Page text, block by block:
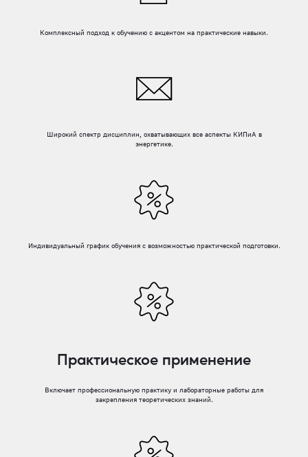
Комплексный подход к обучению с акцентом на практические навыки.
Широкий спектр дисциплин, охватывающих все аспекты КИПиА в
энергетике.
Индивидуальный график обучения с возможностью практической подготовки.
Практическое применение
Включает профессиональную практику и лабораторные работы для
закрепления теоретических знаний.